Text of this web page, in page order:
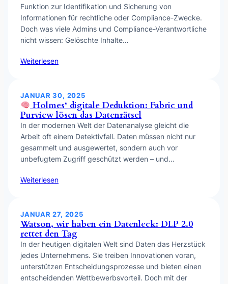
Funktion zur Identifikation und Sicherung von
Informationen für rechtliche oder Compliance-Zwecke.
Doch was viele Admins und Compliance-Verantwortliche
nicht wissen: Gelöschte Inhalte…
Weiterlesen
JANUAR 30, 2025
Holmes‘ digitale Deduktion: Fabric und
Purview lösen das Datenrätsel
In der modernen Welt der Datenanalyse gleicht die
Arbeit oft einem Detektivfall. Daten müssen nicht nur
gesammelt und ausgewertet, sondern auch vor
unbefugtem Zugriff geschützt werden – und…
Weiterlesen
JANUAR 27, 2025
Watson, wir haben ein Datenleck: DLP 2.0
rettet den Tag
In der heutigen digitalen Welt sind Daten das Herzstück
jedes Unternehmens. Sie treiben Innovationen voran,
unterstützen Entscheidungsprozesse und bieten einen
entscheidenden Wettbewerbsvorteil. Doch mit der